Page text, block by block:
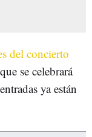
del concierto
que se celebrará
ya están